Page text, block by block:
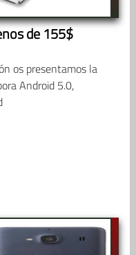
de 155$
os presentamos la
Android 5.0,